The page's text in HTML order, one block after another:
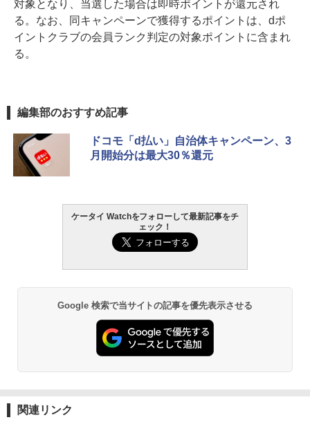
対象となり、当選した場合は即時ポイントが還元され
る。なお、同キャンペーンで獲得するポイントは、dポ
イントクラブの会員ランク判定の対象ポイントに含まれ
る。
編集部のおすすめ記事
ドコモ「d払い」自治体キャンペーン、3
月開始分は最大30％還元
ケータイ Watchをフォローして最新記事をチ
ェック！
Google 検索で当サイトの記事を優先表示させる
関連リンク